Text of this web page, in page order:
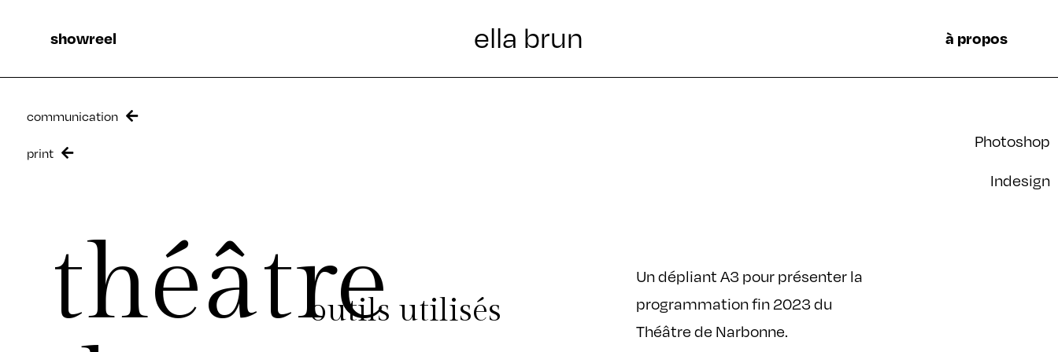
showreel ella brun à propos
communication
print
théâtreoutils utilisés
Un dépliant A3 pour présenter la
programmation fin 2023 du
Théâtre de Narbonne.
Photoshop
Indesign